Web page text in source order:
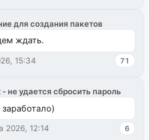
для создания пакетов
ждать.
15:34 71
не удается сбросить пароль
2026, 12:14 6